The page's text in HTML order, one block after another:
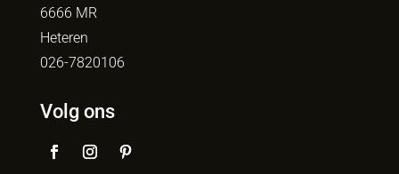
6666 MR
Heteren
026-7820106
Volg ons